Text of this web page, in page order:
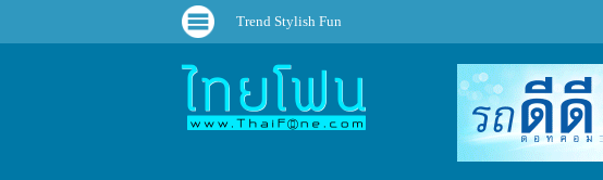
Trend Stylish Fun